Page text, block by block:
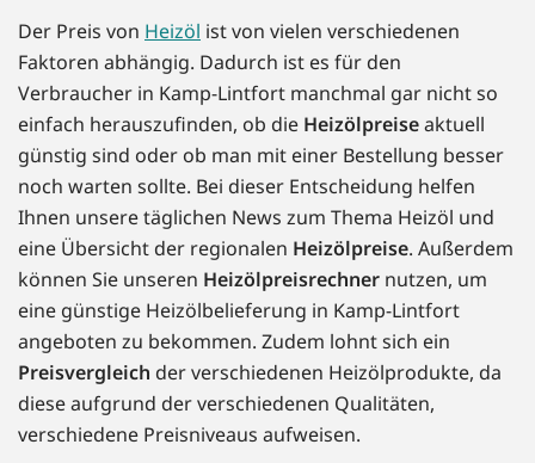
Der Preis von Heizöl ist von vielen verschiedenen
Faktoren abhängig. Dadurch ist es für den
Verbraucher in Kamp-Lintfort manchmal gar nicht so
einfach herauszufinden, ob die Heizölpreiseaktuell
günstig sind oder ob man mit einer Bestellung besser
noch warten sollte. Bei dieser Entscheidung helfen
Ihnen unsere täglichen News zum Thema Heizöl und
eine Übersicht der regionalen Heizölpreise. Außerdem
können Sie unseren Heizölpreisrechner nutzen, um
eine günstige Heizölbelieferung in Kamp-Lintfort
angeboten zu bekommen. Zudem lohnt sich ein
Preisvergleich der verschiedenen Heizölprodukte, da
diese aufgrund der verschiedenen Qualitäten,
verschiedene Preisniveaus aufweisen.